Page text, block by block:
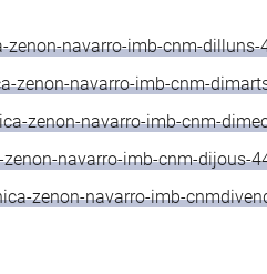
navarro-imb-cnm-
zenon-navarro-imb-cnm-
zenon-navarro-imb-cnm-
navarro-imb-cnm-dijous-
zenon-navarro-imb-